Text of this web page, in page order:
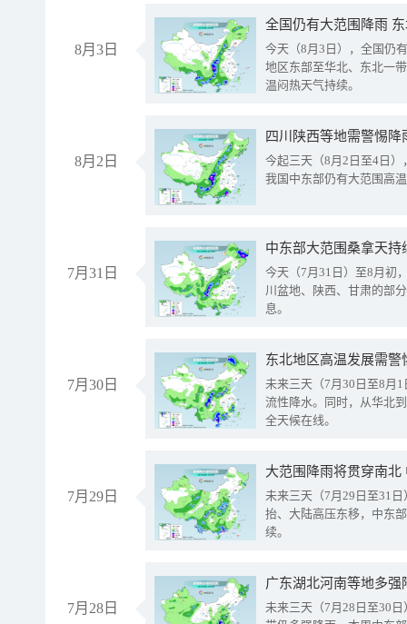
8月3日
全国仍有大范围降雨
今天（8月3日），全国仍
地区东部至华北、东北一
温闷热天气持续。
8月2日
今起三天（8月2日至4日
我国中东部仍有大范围高
7月31日
中东部大范围桑拿天
今天（7月31日）至8月初
川盆地、陕西、甘肃的部
息。
7月30日
东北地区高温发展需
未来三天（7月30日至8月
流性降水。同时，从华北
全天候在线。
7月29日
大范围降雨将贯穿南
未来三天（7月29日至31
抬、大陆高压东移，中东
续。
7月28日
广东湖北河南等地多
未来三天（7月28日至30